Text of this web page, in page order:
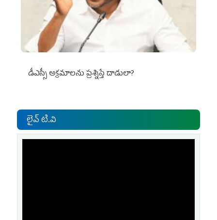
డీఎస్సీ అక్రమాలను ప్రశ్నిస్తే దాడులా?
లైవ్ టి.వి